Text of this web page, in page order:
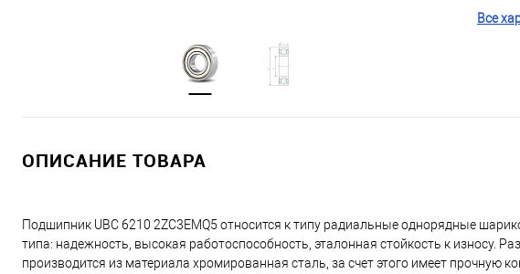
Все
ОПИСАНИЕ ТОВАРА
Подшипник UBC 6210 2ZC3EMQ5 относится к типу радиальные однорядные
типа: надежность, высокая работоспособность, эталонная стойкость к износу.
производится из материала хромированная сталь, за счет этого имеет прочную